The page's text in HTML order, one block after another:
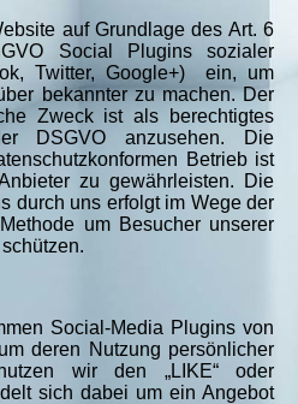
auf Grundlage des Art. 6
Social Plugins sozialer
Twitter, Google+) ein, um
bekannter zu machen. Der
Zweck ist als berechtigtes
DSGVO anzusehen. Die
Betrieb ist
zu gewährleisten. Die
durch uns erfolgt im Wege der
um Besucher unserer
Social-Media Plugins von
deren Nutzung persönlicher
wir den „LIKE“ oder
sich dabei um ein Angebot